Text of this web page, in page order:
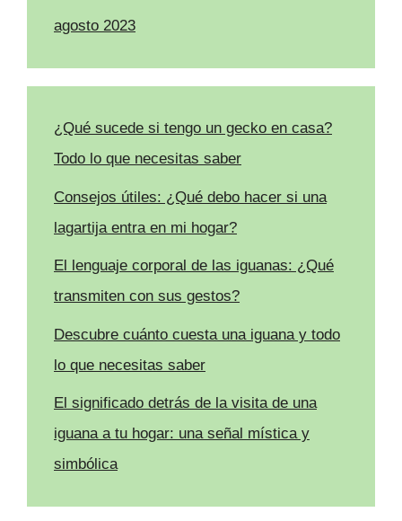
agosto 2023
¿Qué sucede si tengo un gecko en casa?
Todo lo que necesitas saber
Consejos útiles: ¿Qué debo hacer si una
lagartija entra en mi hogar?
El lenguaje corporal de las iguanas: ¿Qué
transmiten con sus gestos?
Descubre cuánto cuesta una iguana y todo
lo que necesitas saber
El significado detrás de la visita de una
iguana a tu hogar: una señal mística y
simbólica